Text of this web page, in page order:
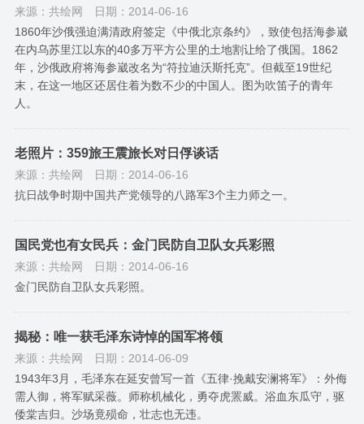
来源：共绘网
日期：2014-06-16
1860年沙俄强迫满清政府签定《中俄北京条约》，致使包括海参崴
在内乌苏里江以东的40多万平方公里的土地割让给了俄国。1862
年，沙俄政府将海参崴改名为“符拉迪沃斯托克”。但截至19世纪
末，在这一地区还居住着为数不少的中国人。图为吹笛子的青年
人。
老照片：359旅王震旅长对日俘谈话
来源：共绘网
日期：2014-06-16
抗日战争时期中国共产党领导的八路军3个主力师之一。
国民党也有女民兵：金门民防自卫队女兵彩照
来源：共绘网
日期：2014-06-16
金门民防自卫队女兵彩照。
揭秘：唯一获毛泽东诗悼的国军将领
来源：共绘网
日期：2014-06-09
1943年3月，毛泽东在延安曾写一首《五律·挽戴安澜将军》：外侮
需人御，将军赋采薇。师称机械化，勇夺虎罴威。浴血东瓜守，驱
倭棠吉归。沙场竟殒命，壮志也无违。